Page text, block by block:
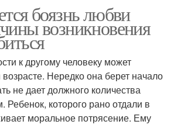
боязнь любви
возникновения
к другому человеку может
Нередко она берет начало
не дает должного количества
которого рано отдали в
моральное потрясение. Ему